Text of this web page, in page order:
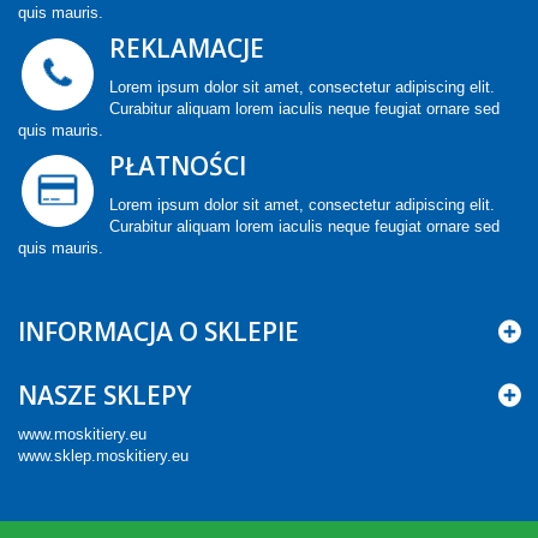
quis mauris.
REKLAMACJE
Lorem ipsum dolor sit amet, consectetur adipiscing elit.
Curabitur aliquam lorem iaculis neque feugiat ornare sed
quis mauris.
PŁATNOŚCI
Lorem ipsum dolor sit amet, consectetur adipiscing elit.
Curabitur aliquam lorem iaculis neque feugiat ornare sed
quis mauris.
INFORMACJA O SKLEPIE
NASZE SKLEPY
www.moskitiery.eu
www.sklep.moskitiery.eu